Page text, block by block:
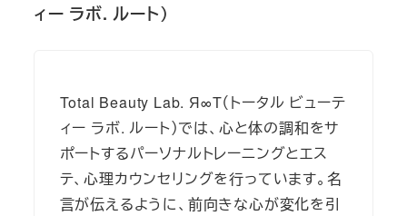
ィー ラボ. ルート）
Total Beauty Lab. Я∞T（トータル ビューテ
ィー ラボ. ルート）では、心と体の調和をサ
ポートするパーソナルトレーニングとエス
テ、心理カウンセリングを行っています。名
言が伝えるように、前向きな心が変化を引